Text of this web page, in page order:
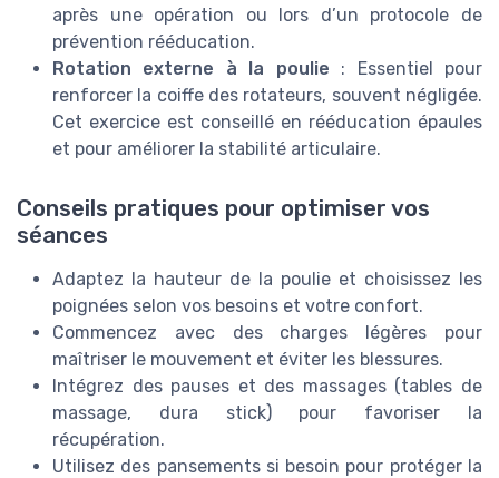
après une opération ou lors d’un protocole de
prévention rééducation.
Rotation externe à la poulie : Essentiel pour
renforcer la coiffe des rotateurs, souvent négligée.
Cet exercice est conseillé en rééducation épaules
et pour améliorer la stabilité articulaire.
Conseils pratiques pour optimiser vos
séances
Adaptez la hauteur de la poulie et choisissez les
poignées selon vos besoins et votre confort.
Commencez avec des charges légères pour
maîtriser le mouvement et éviter les blessures.
Intégrez des pauses et des massages (tables de
massage, dura stick) pour favoriser la
récupération.
Utilisez des pansements si besoin pour protéger la